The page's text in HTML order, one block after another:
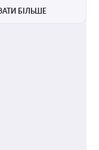
БІЛЬШЕ